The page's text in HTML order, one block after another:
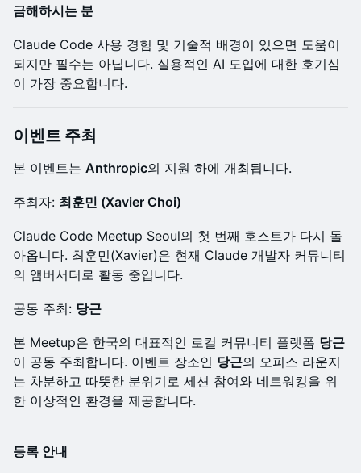
금해하시는 분
Claude Code 사용 경험 및 기술적 배경이 있으면 도움이
되지만 필수는 아닙니다. 실용적인 AI 도입에 대한 호기심
이 가장 중요합니다.
이벤트 주최
본 이벤트는 Anthropic의 지원 하에 개최됩니다.
주최자: 최훈민 (Xavier Choi)
Claude Code Meetup Seoul의 첫 번째 호스트가 다시 돌
아옵니다. 최훈민(Xavier)은 현재 Claude 개발자 커뮤니티
의 앰버서더로 활동 중입니다.
공동 주최: 당근
본 Meetup은 한국의 대표적인 로컬 커뮤니티 플랫폼 당근
이 공동 주최합니다. 이벤트 장소인 당근의 오피스 라운지
는 차분하고 따뜻한 분위기로 세션 참여와 네트워킹을 위
한 이상적인 환경을 제공합니다.
등록 안내